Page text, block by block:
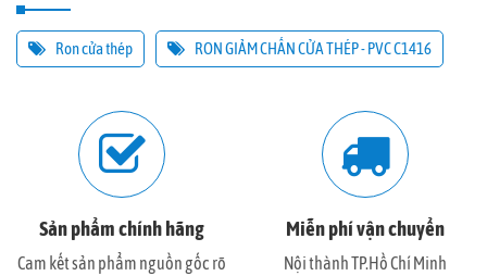
Ron cửa thép RON GIẢM CHẤN CỬA THÉP - PVC C1416
Sản phẩm chính hãng
Cam kết sản phẩm nguồn gốc rõ
Miễn phí vận chuyển
Nội thành TP.Hồ Chí Minh